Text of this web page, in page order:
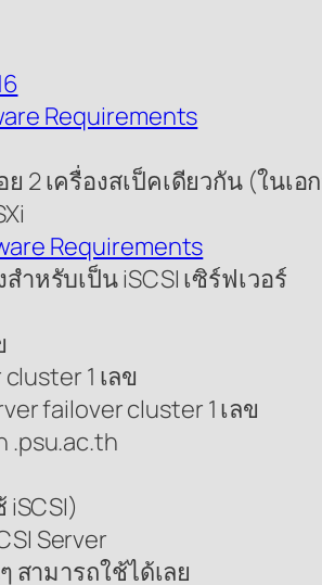
Requirements
2 เครื่องสเป็คเดียวกัน (ในเอ
Requirements
ำหรับเป็น iSCSI เซิร์ฟเวอร์
1 เลข
failover cluster 1 เลข
.psu.ac.th
iSCSI)
Server
สามารถใช้ได้เลย